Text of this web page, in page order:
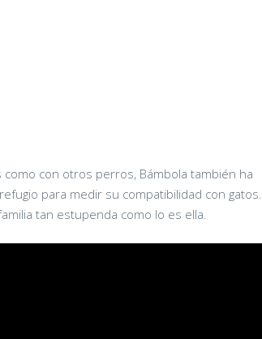
con otros perros, Bámbola también ha
para medir su compatibilidad con gatos.
tan estupenda como lo es ella.